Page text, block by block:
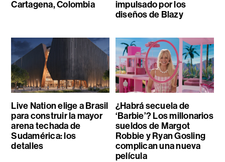
Cartagena, Colombia
impulsado por los
diseños de Blazy
Live Nation elige a Brasil
para construir la mayor
arena techada de
Sudamérica: los
detalles
¿Habrá secuela de
‘Barbie’? Los millonarios
sueldos de Margot
Robbie y Ryan Gosling
complican una nueva
película